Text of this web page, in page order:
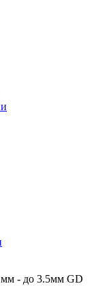
мм - до 3.5мм GD